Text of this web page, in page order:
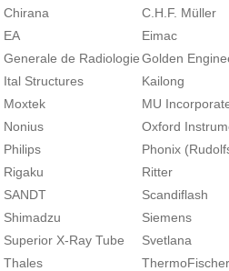
Chirana
C.H.F. Müller
EA
Eimac
Generale de RadiologieGolden
Ital Structures
Kailong
Moxtek
MU
Nonius
Oxford
Philips
Phonix
Rigaku
Ritter
SANDT
Scandiflash
Shimadzu
Siemens
Superior X-Ray Tube
Svetlana
Thales